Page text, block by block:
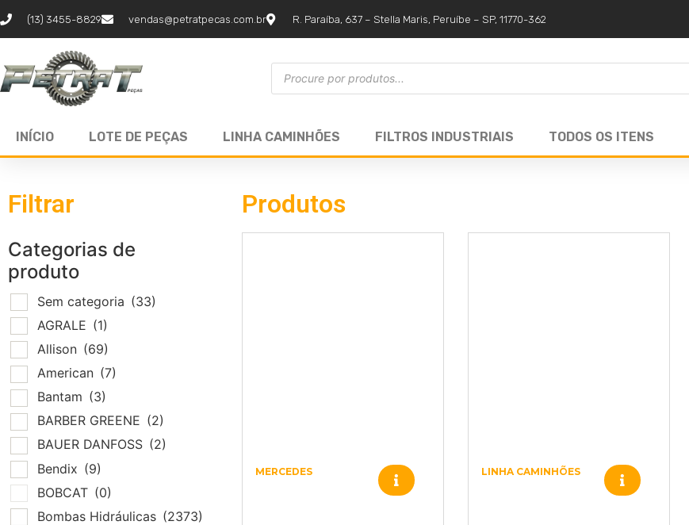
(13) 3455-8829 vendas@petratpecas.com.br R. Paraíba, 637 – Stella Maris, Peruíbe – SP, 11770-362
INÍCIO LOTE DE PEÇAS LINHA CAMINHÕES FILTROS INDUSTRIAIS TODOS OS ITENS
Filtrar
Categorias de
produto
Sem categoria (33)
AGRALE (1)
Allison (69)
American (7)
Bantam (3)
BARBER GREENE (2)
BAUER DANFOSS (2)
Bendix (9)
BOBCAT (0)
Bombas Hidráulicas (2373)
Produtos
MERCEDES LINHA CAMINHÕES